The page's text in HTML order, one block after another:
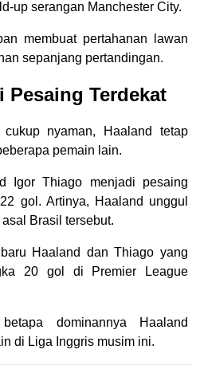
up serangan Manchester City.
membuat pertahanan lawan
sepanjang pertandingan.
Terdekat
nyaman, Haaland tetap
pemain lain.
Igor Thiago menjadi pesaing
gol. Artinya, Haaland unggul
Brasil tersebut.
Haaland dan Thiago yang
20 gol di Premier League
dominannya Haaland
di Liga Inggris musim ini.